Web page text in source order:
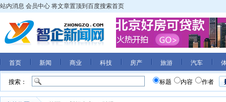
站内消息 会员中心 将文章置顶到百度搜索首页
首页 新闻 商业 科技 房产 旅游 汽车
搜索： 标题 内容 作者